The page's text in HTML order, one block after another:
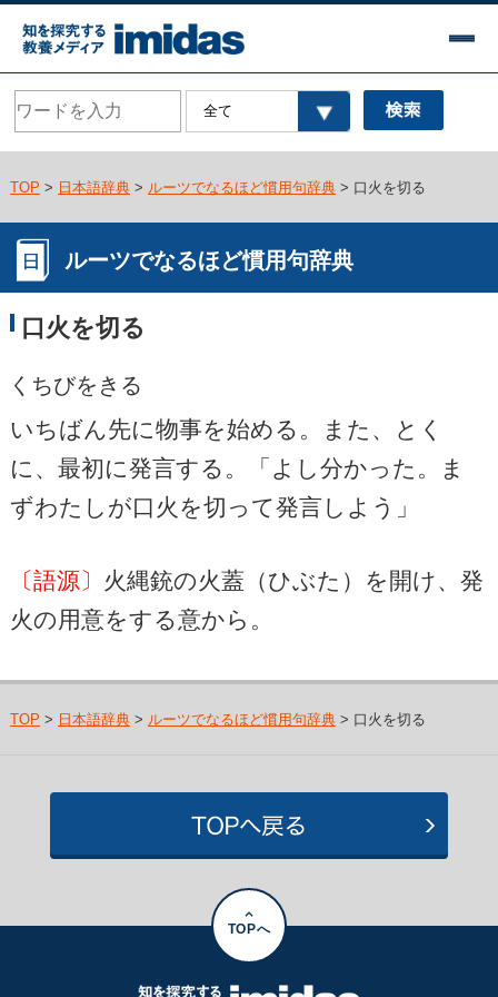
TOP > 日本語辞典> ルーツでなるほど慣用句辞典> 口火を切る
ルーツでなるほど慣用句辞典
口火を切る
くちびをきる
いちばん先に物事を始める。また、とく
に、最初に発言する。「よし分かった。ま
ずわたしが口火を切って発言しよう」
〔語源〕 火縄銃の火蓋（ひぶた）を開け、発
火の用意をする意から。
TOP > 日本語辞典> ルーツでなるほど慣用句辞典> 口火を切る
TOPへ